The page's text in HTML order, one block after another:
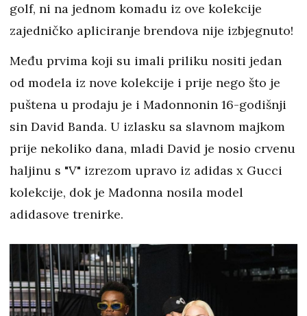
golf, ni na jednom komadu iz ove kolekcije
zajedničko apliciranje brendova nije izbjegnuto!
Među prvima koji su imali priliku nositi jedan
od modela iz nove kolekcije i prije nego što je
puštena u prodaju je i Madonnonin 16-godišnji
sin David Banda. U izlasku sa slavnom majkom
prije nekoliko dana, mladi David je nosio crvenu
haljinu s "V" izrezom upravo iz adidas x Gucci
kolekcije, dok je Madonna nosila model
adidasove trenirke.